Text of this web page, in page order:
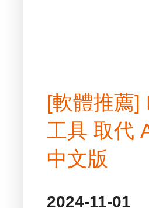
[軟體推薦]
工具 取代
中文版
2024-11-01